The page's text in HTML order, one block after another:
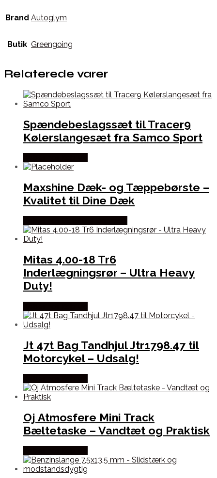
Brand Autoglym
Butik Greengoing
Relaterede varer
Spændebeslagssæt til Tracer9
Kølerslangesæt fra Samco Sport
Maxshine Dæk- og Tæppebørste –
Kvalitet til Dine Dæk
Mitas 4.00-18 Tr6
Inderlægningsrør – Ultra Heavy
Duty!
Jt 47t Bag Tandhjul Jtr1798.47 til
Motorcykel – Udsalg!
Oj Atmosfere Mini Track
Bæltetaske – Vandtæt og Praktisk